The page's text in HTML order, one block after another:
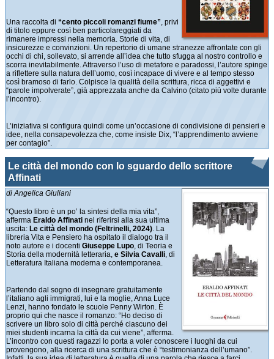
Una raccolta di “cento piccoli romanzi fiume” , privi
di titolo eppure così ben particolareggiati da
rimanere impressi nella memoria. Storie di vita, di
insicurezze e convinzioni. Un repertorio di umane stranezze affrontate con gli
occhi di chi, sollevato, si arrende all’idea che tutto sfugga al nostro controllo e
scorra inevitabilmente. Attraverso l’uso di metafore e paradossi, l’autore spinge
a riflettere sulla natura dell’uomo, così incapace di vivere e al tempo stesso
così bramoso di farlo. Colpisce la qualità della scrittura, ricca di aggettivi e
“parole impolverate”, già apprezzata anche da Calvino (citato più volte durante
l’incontro).
L’iniziativa si configura quindi come un’occasione di condivisione di pensieri e
idee, nella consapevolezza che, come insiste Dix, “l’apprendimento avviene
per contagio”.
Le città del mondo con lo sguardo dello scrittore
Affinati
di Angelica Giuliani
“Questo libro è un po’ la sintesi della mia vita”,
afferma Eraldo Affinati nel riferirsi alla sua ultima
uscita: Le città del mondo (Feltrinelli, 2024) . La
libreria Vita e Pensiero ha ospitato il dialogo tra il
noto autore e i docenti Giuseppe Lupo , di Teoria e
Storia della modernità letteraria, e Silvia Cavalli , di
Letteratura Italiana moderna e contemporanea.
Partendo dal sogno di insegnare gratuitamente
l’italiano agli immigrati, lui e la moglie, Anna Luce
Lenzi, hanno fondato le scuole Penny Wirton. È
proprio qui che nasce il romanzo: “Ho deciso di
scrivere un libro solo di città perché ciascuno dei
miei studenti incarna la città da cui viene”, afferma.
L’incontro con questi ragazzi lo porta a voler conoscere i luoghi da cui
provengono, alla ricerca di una scrittura che è “testimonianza dell’umano”.